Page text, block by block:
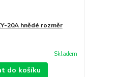
20A hnědé rozměr
Skladem
do košíku